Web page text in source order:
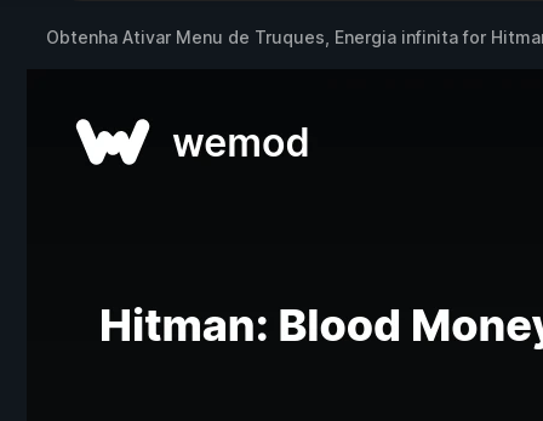
Obtenha Ativar Menu de Truques, Energia infinita for